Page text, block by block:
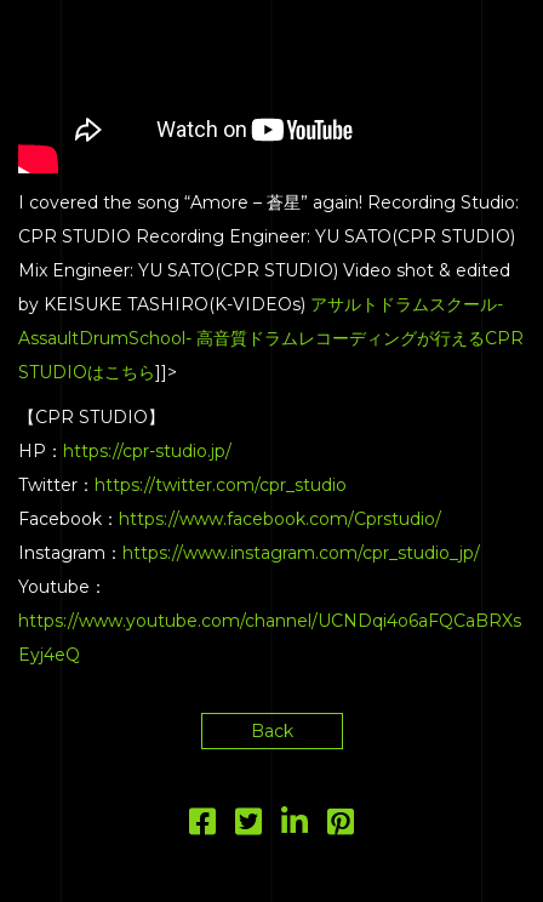
ENGENEER
PRICE
I covered the song “Amore – 蒼星” again! Recording Studio:
CPR STUDIO Recording Engineer: YU SATO(CPR STUDIO)
Mix Engineer: YU SATO(CPR STUDIO) Video shot & edited
by KEISUKE TASHIRO(K-VIDEOs) アサルトドラムスクール-
AssaultDrumSchool- 高音質ドラムレコーディングが行えるCPR
STUDIOはこちら]]>
【CPR STUDIO】
HP： https://cpr-studio.jp/
Twitter： https://twitter.com/cpr_studio
Facebook： https://www.facebook.com/Cprstudio/
Instagram： https://www.instagram.com/cpr_studio_jp/
Youtube：
https://www.youtube.com/channel/UCNDqi4o6aFQCaBRXs
Eyj4eQ
Back